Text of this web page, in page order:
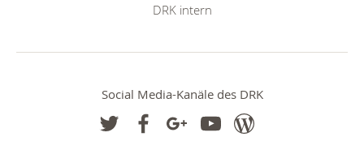
DRK intern
Social Media-Kanäle des DRK